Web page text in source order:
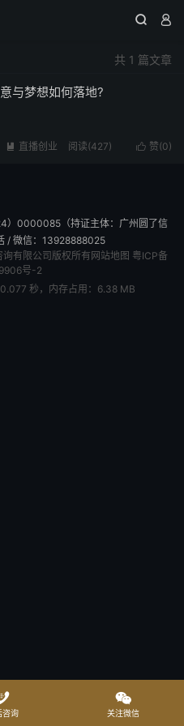
 
共 1 篇文章
与梦想如何落地?
 赞(0)
 直播创业 阅读(427)
）0000085（持证主体：广州圆了信
/ 微信：13928888025
有限公司版权所有网站地图 粤ICP备
号-2
秒，内存占用：6.38 MB
咨询

关注微信